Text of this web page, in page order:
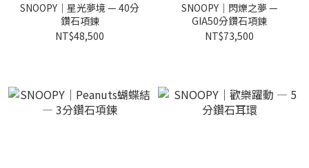
SNOOPY｜星光夢境 — 40分
鑽石項鍊
NT$48,500
SNOOPY｜閃爍之夢 —
GIA50分鑽石項鍊
NT$73,500